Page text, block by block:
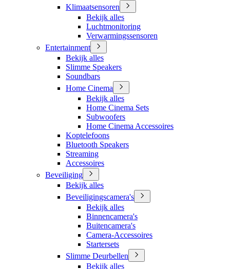
Klimaatsensoren
Bekijk alles
Luchtmonitoring
Verwarmingssensoren
Entertainment
Bekijk alles
Slimme Speakers
Soundbars
Home Cinema
Bekijk alles
Home Cinema Sets
Subwoofers
Home Cinema Accessoires
Koptelefoons
Bluetooth Speakers
Streaming
Accessoires
Beveiliging
Bekijk alles
Beveiligingscamera's
Bekijk alles
Binnencamera's
Buitencamera's
Camera-Accessoires
Startersets
Slimme Deurbellen
Bekijk alles